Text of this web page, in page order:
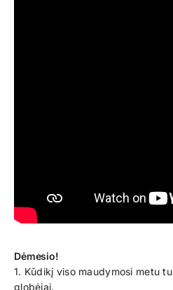
Dėmesio!
1. Kūdikį viso maudymosi metu
globėjai.